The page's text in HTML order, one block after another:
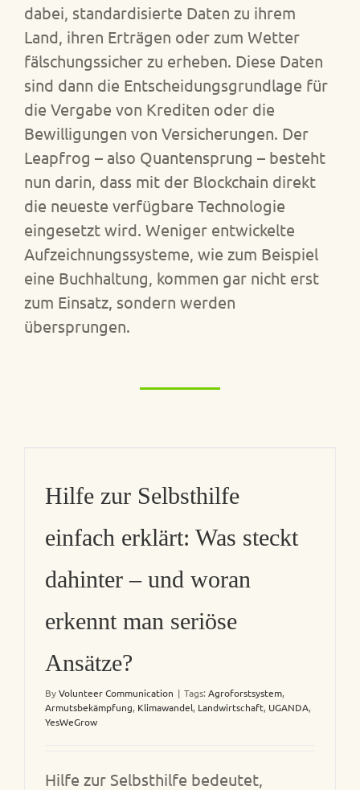
dabei, standardisierte Daten zu ihrem
Land, ihren Erträgen oder zum Wetter
fälschungssicher zu erheben. Diese Daten
sind dann die Entscheidungsgrundlage für
die Vergabe von Krediten oder die
Bewilligungen von Versicherungen. Der
Leapfrog – also Quantensprung – besteht
nun darin, dass mit der Blockchain direkt
die neueste verfügbare Technologie
eingesetzt wird. Weniger entwickelte
Aufzeichnungssysteme, wie zum Beispiel
eine Buchhaltung, kommen gar nicht erst
zum Einsatz, sondern werden
übersprungen.
Hilfe zur Selbsthilfe
einfach erklärt: Was steckt
dahinter – und woran
erkennt man seriöse
Ansätze?
ByVolunteer Communication | Tags: Agroforstsystem,
Armutsbekämpfung, Klimawandel, Landwirtschaft, UGANDA,
YesWeGrow
Hilfe zur Selbsthilfe bedeutet,